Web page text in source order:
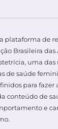
plataforma de
Brasileira das
uma das
de saúde
para fazer
conteúdo de
e